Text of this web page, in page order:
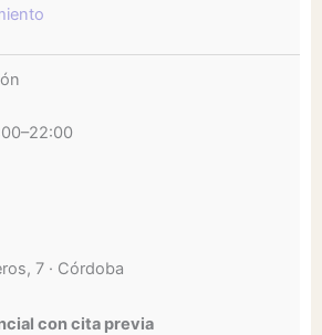
7 · Córdoba
con cita previa